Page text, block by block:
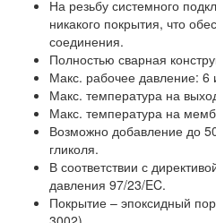
На резьбу системного
никакого покрытия, что
соединения.
Полностью сварная
Макс. рабочее давление: 6
Макс. температура на
Макс. температура на
Возможно добавление до
гликоля.
В соответствии с
давления 97/23/EC.
Покрытие – эпоксидный